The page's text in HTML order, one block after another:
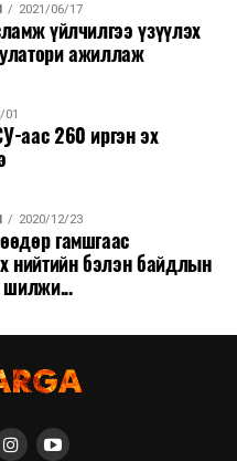
2021/06/17
үйлчилгээ үзүүлэх
ажиллаж
01
аас 260 иргэн эх
2020/12/23
гамшгаас
нийтийн бэлэн байдлын
шилжи...